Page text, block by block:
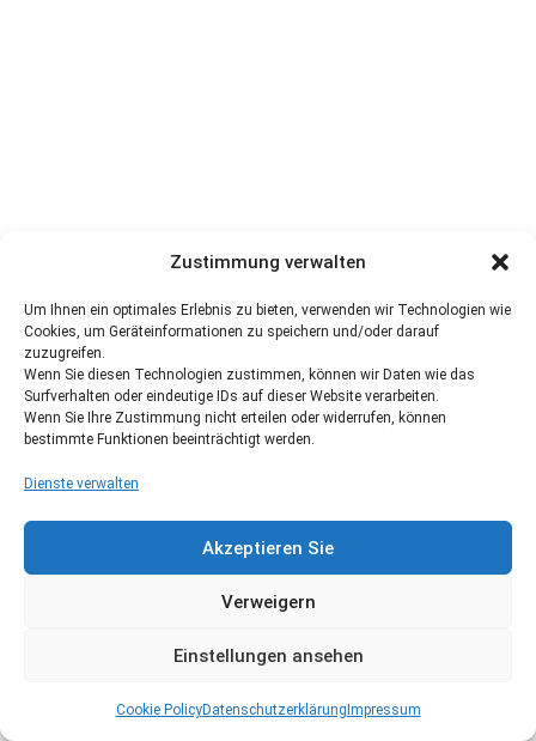
Zustimmung verwalten
Um Ihnen ein optimales Erlebnis zu bieten, verwenden wir Technologien wie
Cookies, um Geräteinformationen zu speichern und/oder darauf
zuzugreifen.
Wenn Sie diesen Technologien zustimmen, können wir Daten wie das
Surfverhalten oder eindeutige IDs auf dieser Website verarbeiten.
Wenn Sie Ihre Zustimmung nicht erteilen oder widerrufen, können
bestimmte Funktionen beeinträchtigt werden.
Dienste verwalten
Akzeptieren Sie
Verweigern
Einstellungen ansehen
Cookie PolicyDatenschutzerklärung Impressum